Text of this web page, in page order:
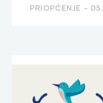
PRIOPĆENJE -